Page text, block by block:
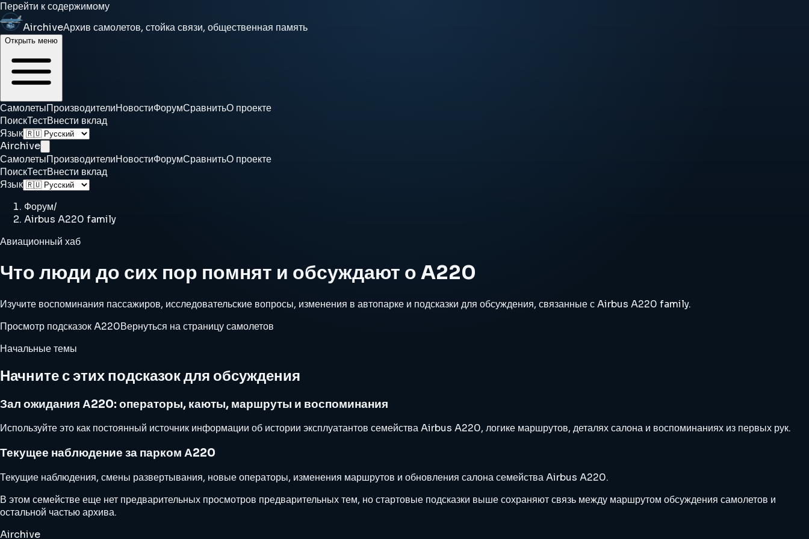
Перейти к содержимому
AirchiveАрхив самолетов, стойка связи, общественная память
Открыть меню
СамолетыПроизводителиНовостиФорумСравнитьО проекте
ПоискТестВнести вклад
Язык
Airchive
СамолетыПроизводителиНовостиФорумСравнитьО проекте
ПоискТестВнести вклад
Язык
Форум/
Airbus A220 family
Авиационный хаб
Что люди до сих пор помнят и обсуждают о A220
Изучите воспоминания пассажиров, исследовательские вопросы, изменения в автопарке и подсказки для обсуждения, связанные с Airbus A220 family.
Просмотр подсказок A220Вернуться на страницу самолетов
Начальные темы
Начните с этих подсказок для обсуждения
Зал ожидания А220: операторы, каюты, маршруты и воспоминания
Используйте это как постоянный источник информации об истории эксплуатантов семейства Airbus A220, логике маршрутов, деталях салона и воспоминаниях из первых рук.
Текущее наблюдение за парком А220
Текущие наблюдения, смены развертывания, новые операторы, изменения маршрутов и обновления салона семейства Airbus A220.
В этом семействе еще нет предварительных просмотров предварительных тем, но стартовые подсказки выше сохраняют связь между маршрутом обсуждения самолетов и
остальной частью архива.
Airchive